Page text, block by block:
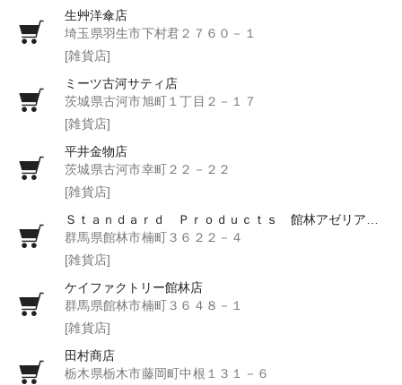
生艸洋傘店
埼玉県羽生市下村君２７６０－１
[雑貨店]
ミーツ古河サティ店
茨城県古河市旭町１丁目２－１７
[雑貨店]
平井金物店
茨城県古河市幸町２２－２２
[雑貨店]
Ｓｔａｎｄａｒｄ Ｐｒｏｄｕｃｔｓ 館林アゼリアモール店
群馬県館林市楠町３６２２－４
[雑貨店]
ケイファクトリー館林店
群馬県館林市楠町３６４８－１
[雑貨店]
田村商店
栃木県栃木市藤岡町中根１３１－６